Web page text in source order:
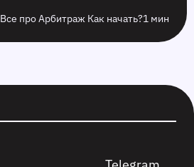
Все про Арбитраж Как начать?1 мин